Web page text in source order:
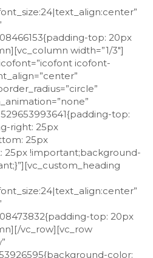
top: 20px
width=”1/3″]
icofont-
top:
right: 25px
25px
25px !important;background-
top: 20px
vc_row][vc_row
color: